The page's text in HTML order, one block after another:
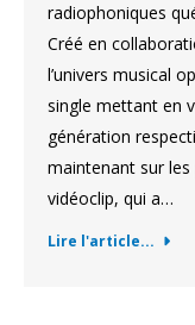
radiophoniques
Créé en
l’univers musical
single mettant en
génération
maintenant sur
vidéoclip, qui a…
Lire l'article...